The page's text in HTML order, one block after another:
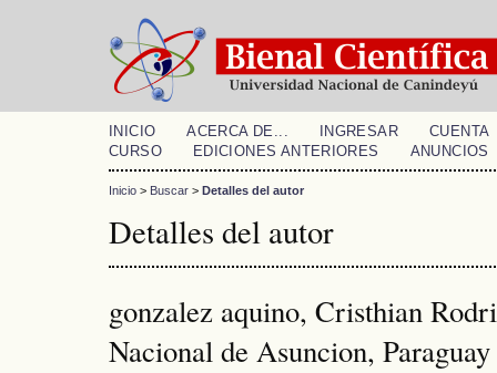
INICIO ACERCA DE... INGRESAR
CUENTA
CURSO
EDICIONES ANTERIORES ANUNCIOS
Inicio > Buscar > Detalles del autor
Detalles del autor
gonzalez aquino, Cristhian
Nacional de Asuncion, Paraguay